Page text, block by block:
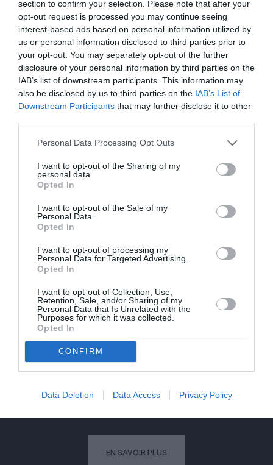
section to confirm your selection. Please note that after your
opt-out request is processed you may continue seeing
interest-based ads based on personal information utilized by
us or personal information disclosed to third parties prior to
your opt-out. You may separately opt-out of the further
disclosure of your personal information by third parties on the
IAB’s list of downstream participants. This information may
also be disclosed by us to third parties on the IAB’s List of
Downstream Participants that may further disclose it to other
Personal Data Processing Opt Outs
I want to opt-out of the Sharing of my
personal data.
Opted In
I want to opt-out of the Sale of my
Personal Data.
Opted In
I want to opt-out of processing my
Personal Data for Targeted Advertising.
Opted In
I want to opt-out of Collection, Use,
Retention, Sale, and/or Sharing of my
Personal Data that Is Unrelated with the
Purposes for which it was collected.
Opted In
CONFIRM
Data Deletion Data Access Privacy Policy
NOUS SOUTENIR
DERNIERS COMMENTAIRES
SWISS : la rentabilité relance le débat sur son
autonomie au sein de Lufthansa Group
NDRa commenté l'article :
Le ciel n’a jamais été aussi chargé : record de 153 359
vols commerciaux le 23 juillet 2026
ABONNEMENT
PUBLICITÉ
PSEUDONYME
COMMENTAIRE
EN SAVOIR PLUS